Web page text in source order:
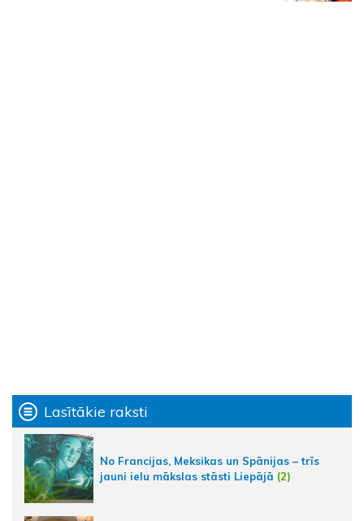
Lasītākie raksti
No Francijas, Meksikas un Spānijas – trīs
jauni ielu mākslas stāsti Liepājā (2)